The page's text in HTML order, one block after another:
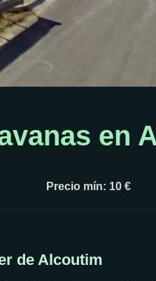
en
Precio mín: 10 €
de Alcoutim